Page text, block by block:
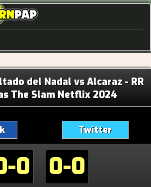
del Nadal vs Alcaraz - RR
The Slam Netflix 2024
Twitter
0 0-0